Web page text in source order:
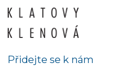
Přidejte se k nám